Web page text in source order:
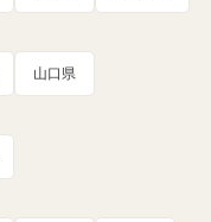
山口県